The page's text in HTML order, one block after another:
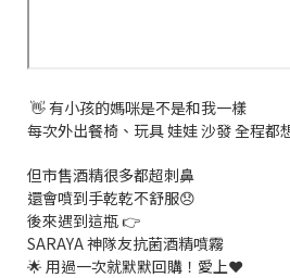
👋 有小孩的媽咪是不是和我一樣
每次外出餐椅、玩具 娃娃 沙發 全程都
但市售酒精很多都超刺鼻
還會噴到手乾乾不舒服😞
後來遇到這瓶 👉
SARAYA 神隊友抗菌酒精噴霧
🌟 用過一次就默默回購！愛上❤️